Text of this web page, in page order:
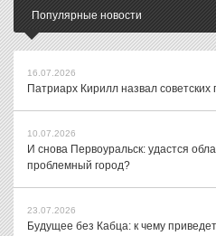
Популярные новости
16.07.2026
Патриарх Кирилл назвал
10.07.2026
И снова Первоуральск: удастся
проблемный город?
23.07.2026
Будущее без Кабца: к чему